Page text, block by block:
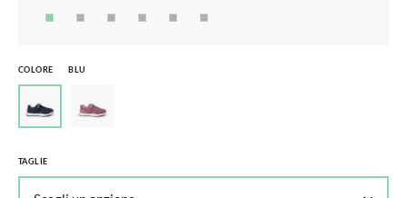
COLORE BLU
TAGLIE